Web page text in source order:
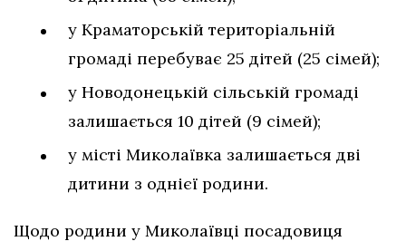
у Краматорській територіальній
громаді перебуває 25 дітей (25 сімей);
у Новодонецькій сільській громаді
залишається 10 дітей (9 сімей);
у місті Миколаївка залишається дві
дитини з однієї родини.
Щодо родини у Миколаївці посадовиця